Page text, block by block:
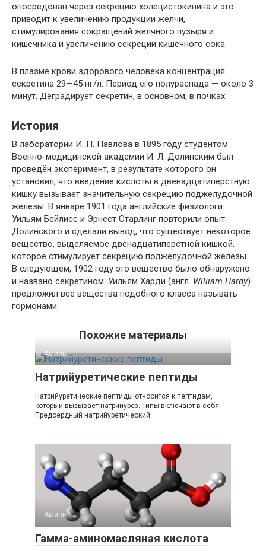
опосредован через секрецию холецистокинина и это
приводит к увеличению продукции желчи,
стимулирования сокращений желчного пузыря и
кишечника и увеличению секреции кишечного сока.
В плазме крови здорового человека концентрация
секретина 29—45 нг/л. Период его полураспада — около 3
минут. Деградирует секретин, в основном, в почках.
История
В лаборатории И. П. Павлова в 1895 году студентом
Военно-медицинской академии И. Л. Долинским был
проведён эксперимент, в результате которого он
установил, что введение кислоты в двенадцатиперстную
кишку вызывает значительную секрецию поджелудочной
железы. В январе 1901 года английские физиологи
Уильям Бейлисс и Эрнест Старлинг повторили опыт
Долинского и сделали вывод, что существует некоторое
вещество, выделяемое двенадцатиперстной кишкой,
которое стимулирует секрецию поджелудочной железы.
В следующем, 1902 году это вещество было обнаружено
и названо секретином. Уильям Харди (англ. William Hardy)
предложил все вещества подобного класса называть
гормонами.
Похожие материалы
Амины‎
Натрийуретические пептиды
Натрийуретические пептиды относится к пептидам,
который вызывает натрийурез. Типы включают в себя:
Предсердный натрийуретический
Амины‎
Гамма-аминомасляная кислота